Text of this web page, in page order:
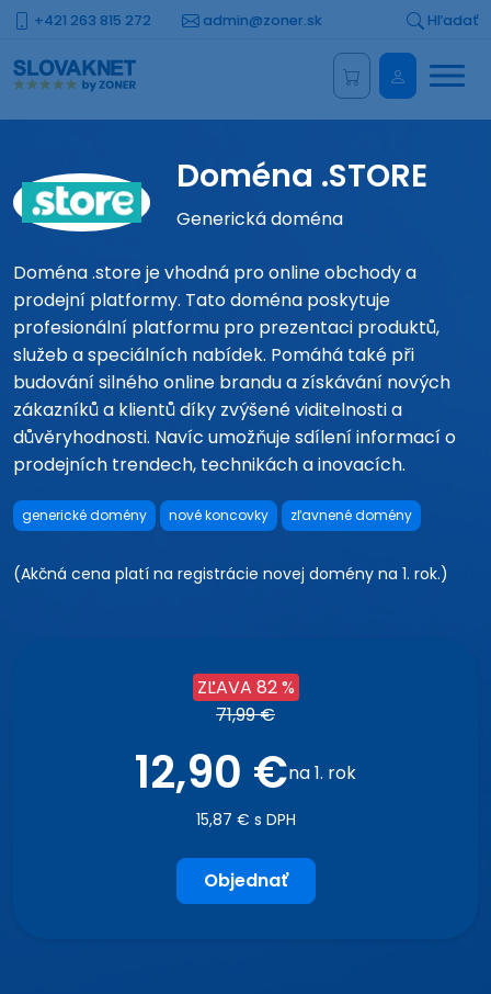
+421 263 815 272 admin@zoner.sk Hľadať
Menu
Doména .STORE
Generická doména
Doména .store je vhodná pro online obchody a
prodejní platformy. Tato doména poskytuje
profesionální platformu pro prezentaci produktů,
služeb a speciálních nabídek. Pomáhá také při
budování silného online brandu a získávání nových
zákazníků a klientů díky zvýšené viditelnosti a
důvěryhodnosti. Navíc umožňuje sdílení informací o
prodejních trendech, technikách a inovacích.
generické domény nové koncovky zľavnené domény
(Akčná cena platí na registrácie novej domény na 1. rok.)
ZĽAVA 82 %
71,99 €
12,90 €na 1. rok
15,87 € s DPH
Objednať